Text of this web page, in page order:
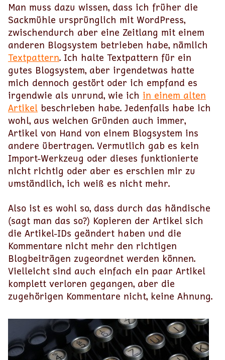
Man muss dazu wissen, dass ich früher die
Sackmühle ursprünglich mit WordPress,
zwischendurch aber eine Zeitlang mit einem
anderen Blogsystem betrieben habe, nämlich
Textpattern. Ich halte Textpattern für ein
gutes Blogsystem, aber irgendetwas hatte
mich dennoch gestört oder ich empfand es
irgendwie als unrund, wie ich in einem alten
Artikel beschrieben habe. Jedenfalls habe ich
wohl, aus welchen Gründen auch immer,
Artikel von Hand von einem Blogsystem ins
andere übertragen. Vermutlich gab es kein
Import-Werkzeug oder dieses funktionierte
nicht richtig oder aber es erschien mir zu
umständlich, ich weiß es nicht mehr.
Also ist es wohl so, dass durch das händische
(sagt man das so?) Kopieren der Artikel sich
die Artikel-IDs geändert haben und die
Kommentare nicht mehr den richtigen
Blogbeiträgen zugeordnet werden können.
Vielleicht sind auch einfach ein paar Artikel
komplett verloren gegangen, aber die
zugehörigen Kommentare nicht, keine Ahnung.